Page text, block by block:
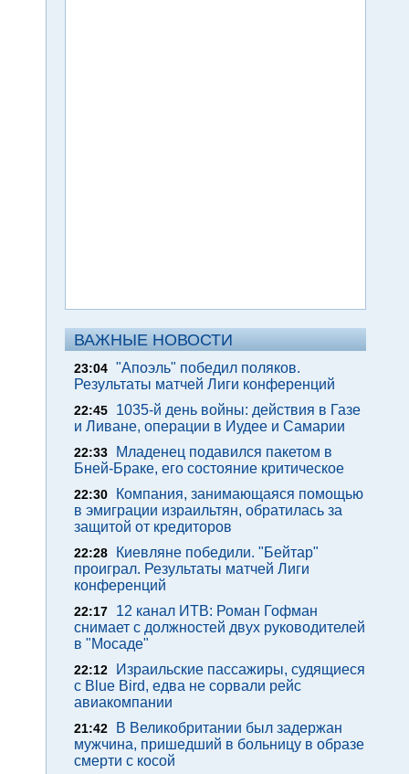
ВАЖНЫЕ НОВОСТИ
23:04 "Апоэль" победил поляков.
Результаты матчей Лиги конференций
22:45
1035-й день войны: действия в Газе
и Ливане, операции в Иудее и Самарии
22:33
Младенец подавился пакетом в
Бней-Браке, его состояние критическое
22:30
Компания, занимающаяся помощью
в эмиграции израильтян, обратилась за
защитой от кредиторов
22:28
Киевляне победили. "Бейтар"
проиграл. Результаты матчей Лиги
конференций
22:17
12 канал ИТВ: Роман Гофман
снимает с должностей двух руководителей
в "Мосаде"
22:12
Израильские пассажиры, судящиеся
с Blue Bird, едва не сорвали рейс
авиакомпании
21:42
В Великобритании был задержан
мужчина, пришедший в больницу в образе
смерти с косой